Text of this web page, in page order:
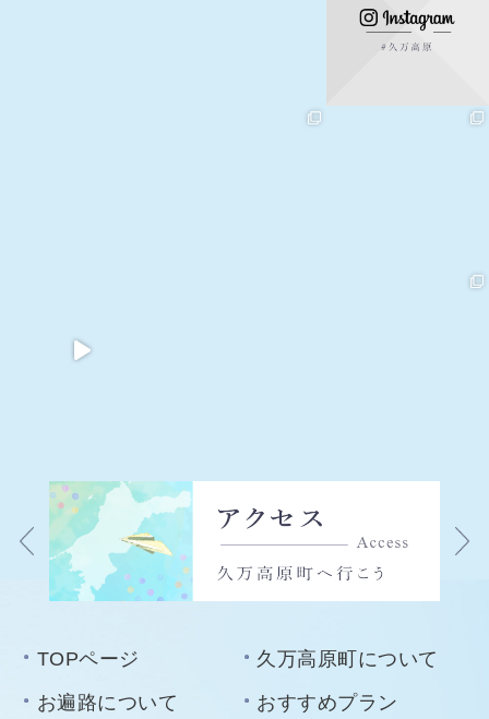
TOPページ
久万高原町について
お遍路について
おすすめプラン